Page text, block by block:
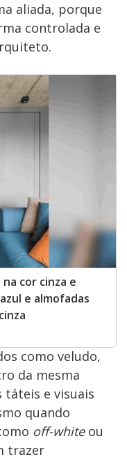
aliada, porque
controlada e
cor cinza e
e almofadas
como veludo,
da mesma
e visuais
quando
off-whiteou
trazer